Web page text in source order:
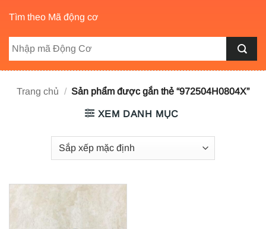
Tìm theo Mã động cơ
Trang chủ / Sản phẩm được gắn thẻ “972504H0804X”
XEM DANH MỤC